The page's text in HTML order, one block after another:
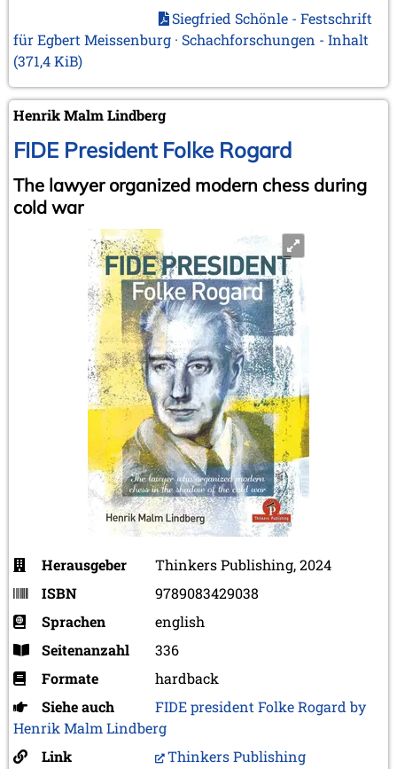
Siegfried Schönle - Festschrift
für Egbert Meissenburg · Schachforschungen - Inhalt
(371,4 KiB)
Henrik Malm Lindberg
FIDE President Folke Rogard
The lawyer organized modern chess during
cold war
Herausgeber
Thinkers Publishing, 2024
ISBN
9789083429038
Sprachen
english
Seitenanzahl
336
Formate
hardback
Siehe auch
FIDE president Folke Rogard by
Henrik Malm Lindberg
Link
Thinkers Publishing